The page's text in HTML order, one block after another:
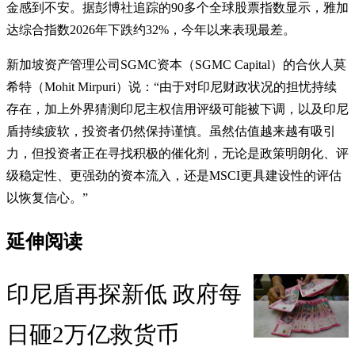
金感到不安。据彭博社追踪的90多个全球股票指数显示，雅加
达综合指数2026年下跌约32%，今年以来表现最差。
新加坡资产管理公司SGMC资本（SGMC Capital）的合伙人莫
希特（Mohit Mirpuri）说：“由于对印尼财政状况的担忧持续
存在，加上外界猜测印尼主权信用评级可能被下调，以及印尼
盾持续疲软，投资者仍然保持谨慎。虽然估值越来越有吸引
力，但投资者正在寻找积极的催化剂，无论是政策明朗化、评
级稳定性、更强劲的资本流入，还是MSCI更具建设性的评估
以恢复信心。”
延伸阅读
印尼盾再探新低 政府每
日砸2万亿救货币